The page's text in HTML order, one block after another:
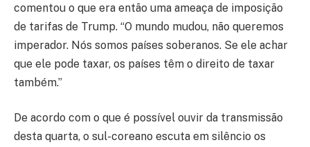
comentou o que era então uma ameaça de imposição
de tarifas de Trump. “O mundo mudou, não queremos
imperador. Nós somos países soberanos. Se ele achar
que ele pode taxar, os países têm o direito de taxar
também.”
De acordo com o que é possível ouvir da transmissão
desta quarta, o sul-coreano escuta em silêncio os